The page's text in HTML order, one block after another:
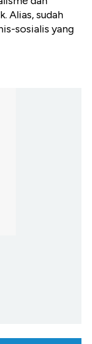
Alias, sudah
sosialis yang